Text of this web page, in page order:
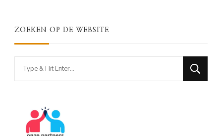
ZOEKEN OP DE WEBSITE
Looking